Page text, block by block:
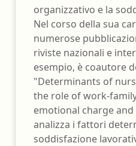
organizzativo e la
Nel corso della sua
numerose
riviste nazionali e
esempio, è coautore
"Determinants of
the role of work-
emotional charge
analizza i fattori
soddisfazione